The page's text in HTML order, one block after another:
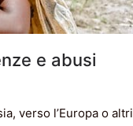
e abusi
verso l’Europa o altri